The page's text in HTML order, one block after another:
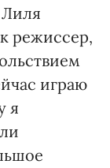
Лиля
режиссер,
играю
я